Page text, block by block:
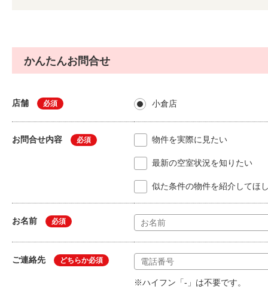
かんたんお問合せ
店舗 必須 小倉店
お問合せ内容 必須 物件を実際に見たい
最新の空室状況を知りたい
似た条件の物件を紹介してほ
お名前 必須
ご連絡先 どちらか必須
※ハイフン「-」は不要です。